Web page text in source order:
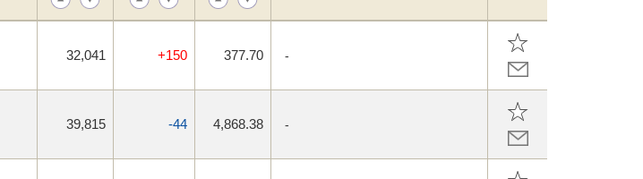
32,041 +150 377.70 -
39,815 -44 4,868.38 -